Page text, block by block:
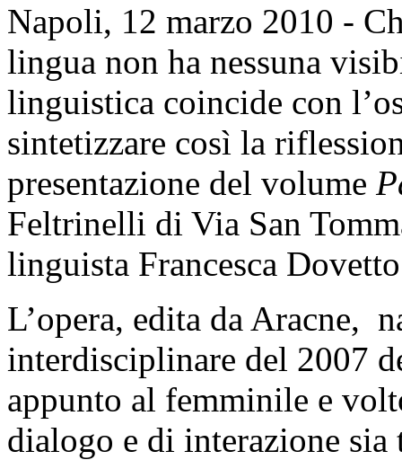
Napoli, 12 marzo 2010 -
lingua non ha nessuna
linguistica coincide con
sintetizzare così la
presentazione del volume
Feltrinelli di Via San
linguista Francesca Dovetto
L’opera, edita da Aracne,
interdisciplinare del 2007
appunto al femminile e
dialogo e di interazione